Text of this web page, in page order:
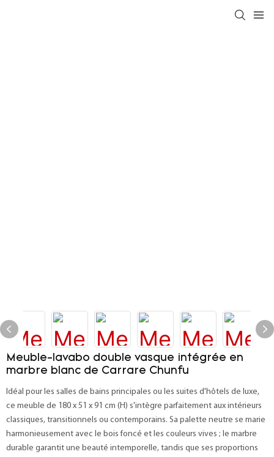
Meuble-lavabo double vasque intégrée en
marbre blanc de Carrare Chunfu
Idéal pour les salles de bains principales ou les suites d'hôtels de luxe,
ce meuble de 180 x 51 x 91 cm (H) s'intègre parfaitement aux intérieurs
classiques, transitionnels ou contemporains. Sa palette neutre se marie
harmonieusement avec le bois foncé et les couleurs vives ; le marbre
durable garantit une beauté intemporelle, tandis que ses proportions